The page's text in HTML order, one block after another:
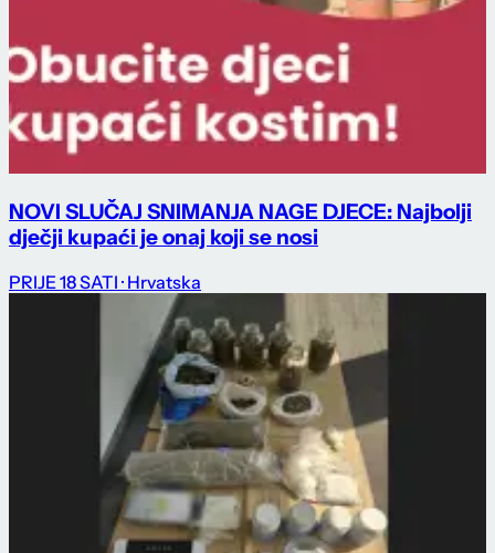
NOVI SLUČAJ SNIMANJA NAGE DJECE: Najbolji
dječji kupaći je onaj koji se nosi
PRIJE 18 SATI · Hrvatska